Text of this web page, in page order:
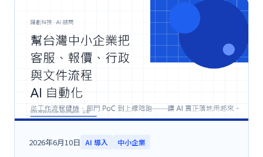
2026年6月10日 AI 導入 中小企業